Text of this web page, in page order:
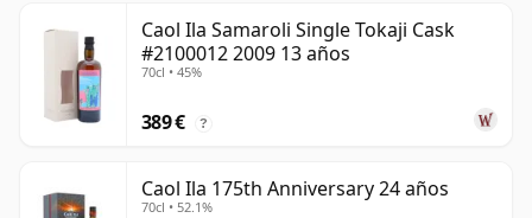
Caol Ila Samaroli Single Tokaji Cask
#2100012 2009 13 años
70cl • 45%
389 € ?
Caol Ila 175th Anniversary 24 años
70cl • 52.1%